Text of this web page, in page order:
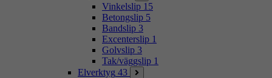
Vinkelslip 15
Betongslip 5
Bandslip 3
Excenterslip 1
Golvslip 3
Tak/väggslip 1
Elverktyg 43